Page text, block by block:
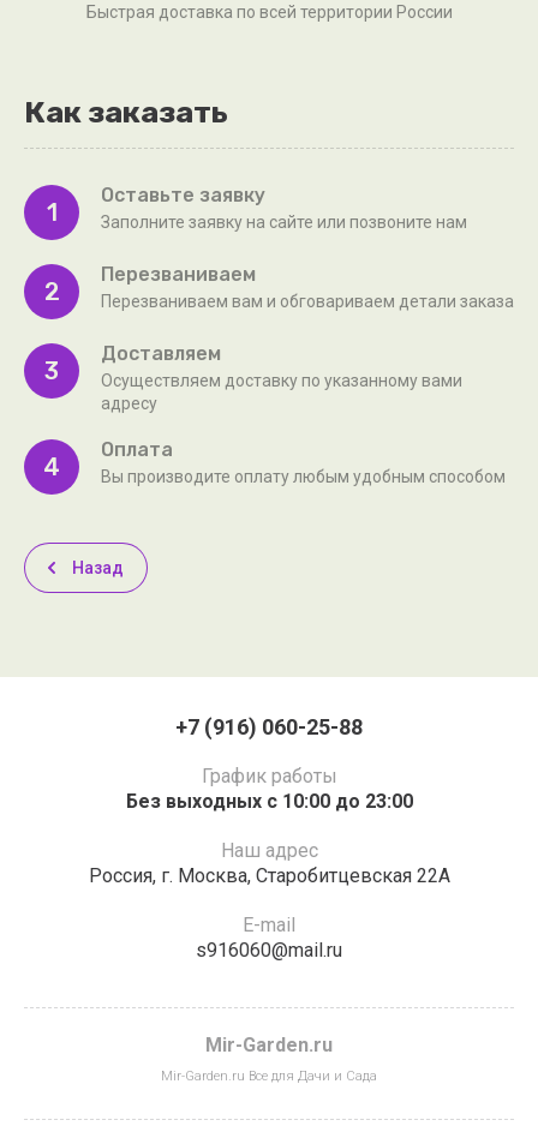
Быстрая доставка по всей территории России
Как заказать
1
Оставьте заявку
Заполните заявку на сайте или позвоните нам
2
Перезваниваем
Перезваниваем вам и обговариваем детали заказа
3
Доставляем
Осуществляем доставку по указанному вами
адресу
4
Оплата
Вы производите оплату любым удобным способом
Назад
+7 (916) 060-25-88
График работы
Без выходных с 10:00 до 23:00
Наш адрес
Россия,​ г.​ Москва, Старобитцевская 22А​
E-mail
s916060@mail.ru
Mir-Garden.ru
Mir-Garden.ru Все для Дачи и Сада